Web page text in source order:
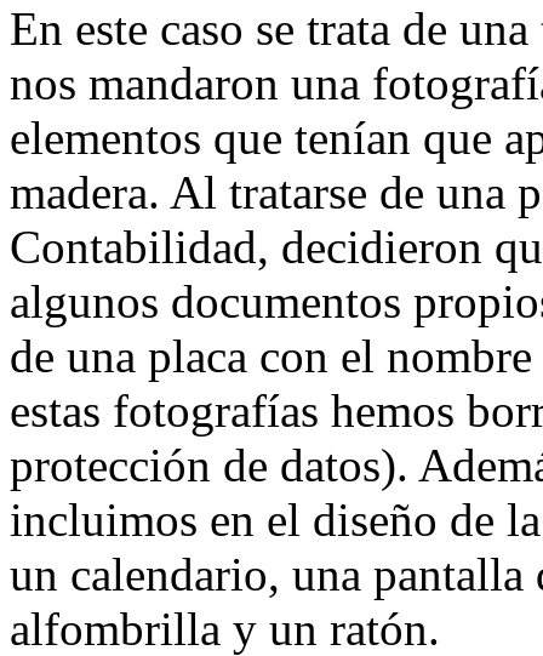
En este caso se trata de
nos mandaron una
elementos que tenían que
madera. Al tratarse de una
Contabilidad, decidieron
algunos documentos
de una placa con el
estas fotografías hemos
protección de datos).
incluimos en el diseño de
un calendario, una pantalla
alfombrilla y un ratón.